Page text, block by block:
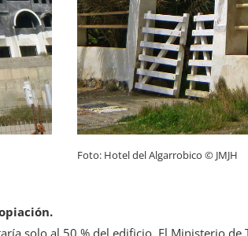
Foto: Hotel del Algarrobico © JMJH